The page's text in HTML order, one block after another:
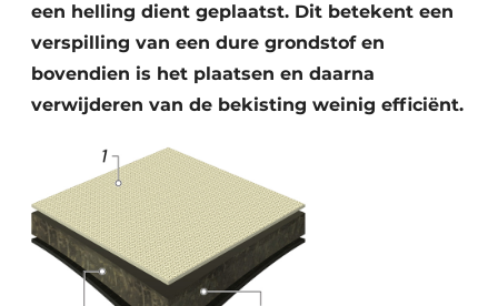
een helling dient geplaatst. Dit betekent een
verspilling van een dure grondstof en
bovendien is het plaatsen en daarna
verwijderen van de bekisting weinig efficiënt.